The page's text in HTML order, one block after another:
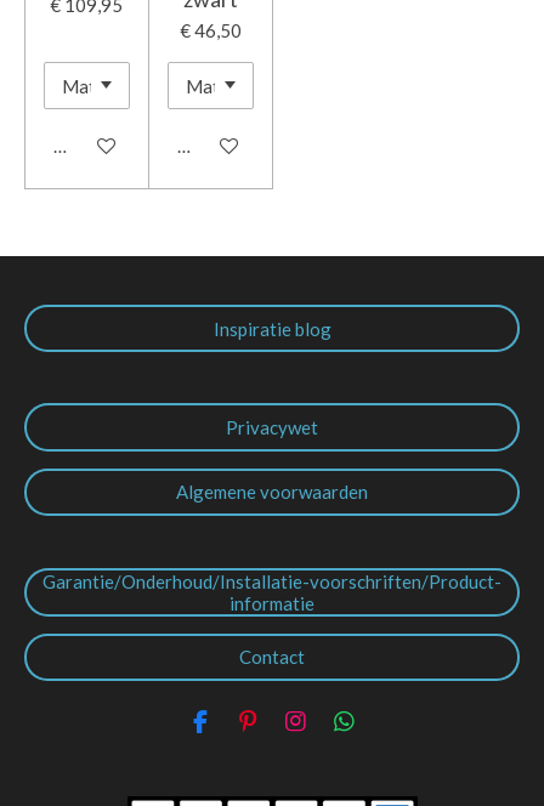
€ 109,95
In winkelwagen
€ 46,50
In winkelwagen
Inspiratie blog
Privacywet
Algemene voorwaarden
Garantie/Onderhoud/Installatie-voorschriften/Product-
informatie
Contact
F
e
P
t
I
t
W
t